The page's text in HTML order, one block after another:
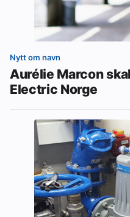
Nytt om navn
Aurélie Marcon
Electric Norge